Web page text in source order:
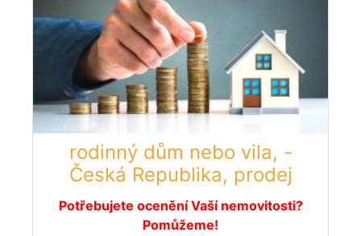
rodinný dům nebo vila, -
Česká Republika, prodej
Potřebujete ocenění Vaší nemovitosti?
Pomůžeme!